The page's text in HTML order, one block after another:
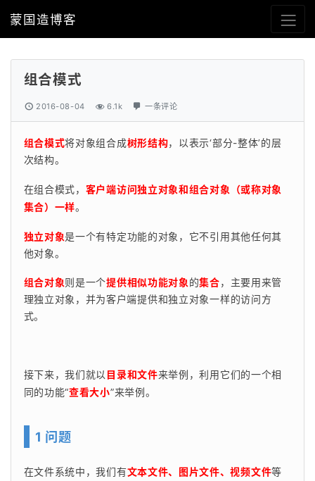
蒙国造博客
组合模式
2016-08-04 6.1k 一条评论
组合模式将对象组合成树形结构，以表示‘部分-整体’的层
次结构。
在组合模式， 客户端访问独立对象和组合对象（或称对象
集合）一样。
独立对象是一个有特定功能的对象，它不引用其他任何其
他对象。
组合对象则是一个提供相似功能对象的集合，主要用来管
理独立对象，并为客户端提供和独立对象一样的访问方
式。
接下来，我们就以 目录和文件来举例，利用它们的一个相
同的功能“查看大小”来举例。
1 问题
在文件系统中，我们有文本文件、图片文件、视频文件等